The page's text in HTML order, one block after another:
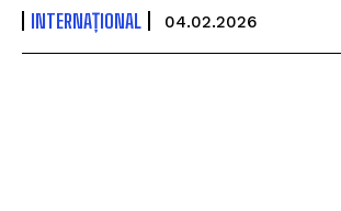
INTERNAȚIONAL 04.02.2026